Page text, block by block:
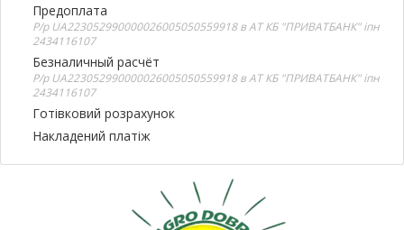
Предоплата
Р/р UA223052990000026005050559918 в АТ КБ "ПРИВАТБАНК" іпн
2434116107
Безналичный расчёт
Р/р UA223052990000026005050559918 в АТ КБ "ПРИВАТБАНК" іпн
2434116107
Готівковий розрахунок
Накладений платіж